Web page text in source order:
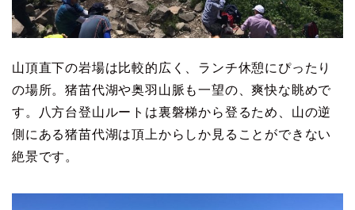
山頂直下の岩場は比較的広く、ランチ休憩にぴったり
の場所。猪苗代湖や奥羽山脈も一望の、爽快な眺めで
す。八方台登山ルートは裏磐梯から登るため、山の逆
側にある猪苗代湖は頂上からしか見ることができない
絶景です。